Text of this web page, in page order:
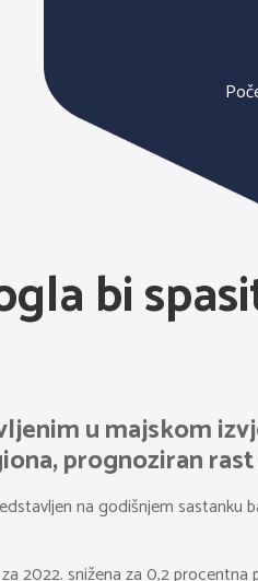
bi
u majskom
prognoziran
na godišnjem